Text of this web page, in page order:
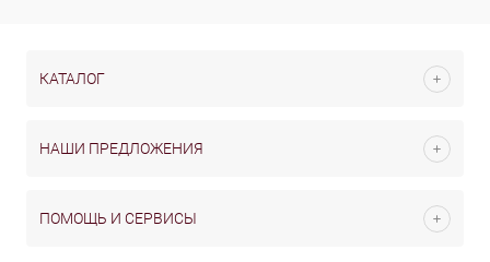
КАТАЛОГ
НАШИ ПРЕДЛОЖЕНИЯ
ПОМОЩЬ И СЕРВИСЫ